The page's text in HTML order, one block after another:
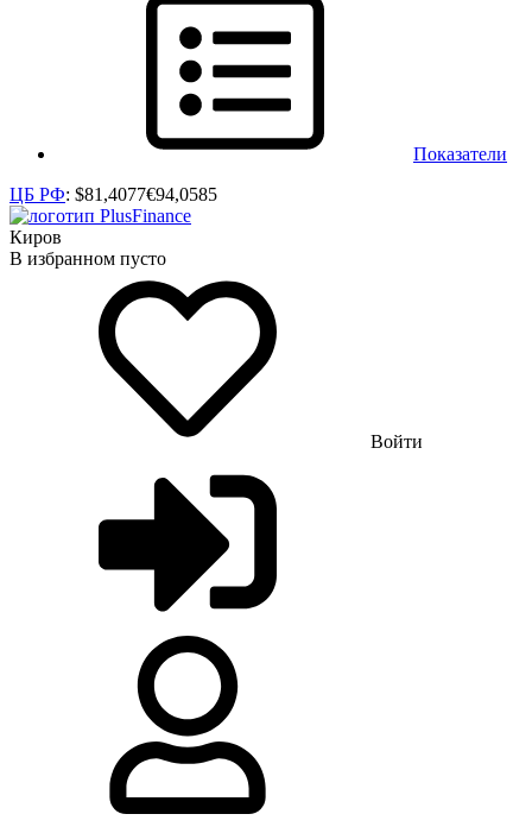
Показатели
ЦБ РФ: $81,4077€94,0585
Киров
В избранном пусто
Войти